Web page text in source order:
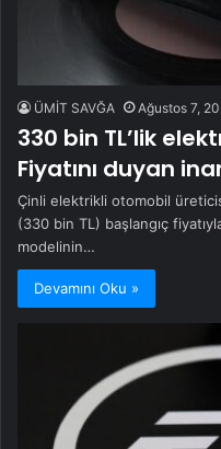
ÜMİT SAVĞA Ağustos 7,
330 bin TL’lik
Fiyatını duyan
Çinli elektrikli otomobil
(330 bin TL) başlangıç
modelinin…
Devamını Oku »